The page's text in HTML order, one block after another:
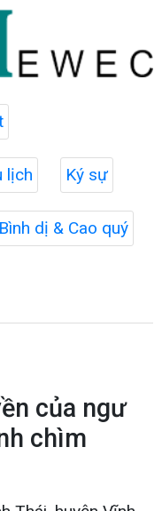
lịch Ký sự
Bình dị & Cao quý
của ngư
chìm